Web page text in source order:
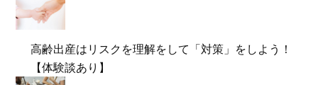
高齢出産はリスクを理解をして「対策」をしよう！
【体験談あり】